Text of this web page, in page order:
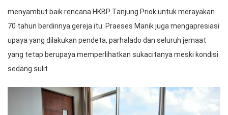
menyambut baik rencana HKBP Tanjung Priok untuk merayakan
70 tahun berdirinya gereja itu. Praeses Manik juga mengapresiasi
upaya yang dilakukan pendeta, parhalado dan seluruh jemaat
yang tetap berupaya memperlihatkan sukacitanya meski kondisi
sedang sulit.